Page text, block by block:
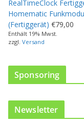
e
h
r
e
V
i
Homematic
(Fertiggerät) €79,00
Enthält 19% Mwst.
zzgl. Versand
Sponsoring
Newsletter